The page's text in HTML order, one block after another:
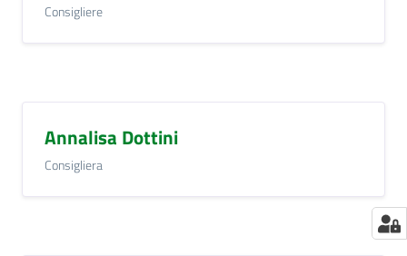
Consigliere
Annalisa Dottini
Consigliera